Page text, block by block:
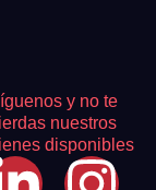
y no te
nuestros
disponibles